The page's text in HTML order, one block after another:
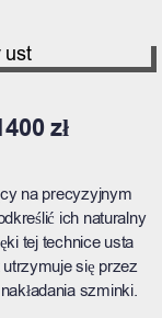
zł
na precyzyjnym
ich naturalny
tej technice usta
utrzymuje się przez
szminki.